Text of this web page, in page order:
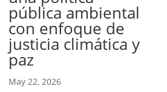
pública ambiental
con enfoque de
justicia climática y
paz
May 22, 2026